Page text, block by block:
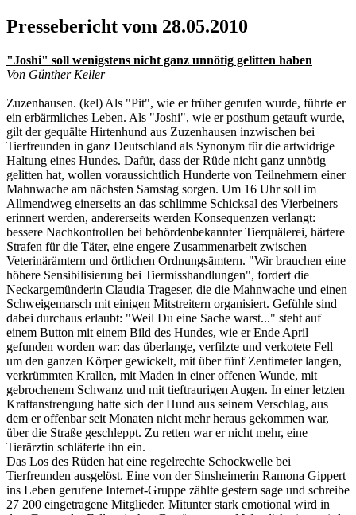
Pressebericht vom 28.05.2010
"Joshi" soll wenigstens nicht ganz unnötig gelitten haben
Von Günther Keller
Zuzenhausen. (kel) Als "Pit", wie er früher gerufen wurde, führte er
ein erbärmliches Leben. Als "Joshi", wie er posthum getauft wurde,
gilt der gequälte Hirtenhund aus Zuzenhausen inzwischen bei
Tierfreunden in ganz Deutschland als Synonym für die artwidrige
Haltung eines Hundes. Dafür, dass der Rüde nicht ganz unnötig
gelitten hat, wollen voraussichtlich Hunderte von Teilnehmern einer
Mahnwache am nächsten Samstag sorgen. Um 16 Uhr soll im
Allmendweg einerseits an das schlimme Schicksal des Vierbeiners
erinnert werden, andererseits werden Konsequenzen verlangt:
bessere Nachkontrollen bei behördenbekannter Tierquälerei, härtere
Strafen für die Täter, eine engere Zusammenarbeit zwischen
Veterinärämtern und örtlichen Ordnungsämtern. "Wir brauchen eine
höhere Sensibilisierung bei Tiermisshandlungen", fordert die
Neckargemünderin Claudia Trageser, die die Mahnwache und einen
Schweigemarsch mit einigen Mitstreitern organisiert. Gefühle sind
dabei durchaus erlaubt: "Weil Du eine Sache warst..." steht auf
einem Button mit einem Bild des Hundes, wie er Ende April
gefunden worden war: das überlange, verfilzte und verkotete Fell
um den ganzen Körper gewickelt, mit über fünf Zentimeter langen,
verkrümmten Krallen, mit Maden in einer offenen Wunde, mit
gebrochenem Schwanz und mit tieftraurigen Augen. In einer letzten
Kraftanstrengung hatte sich der Hund aus seinem Verschlag, aus
dem er offenbar seit Monaten nicht mehr heraus gekommen war,
über die Straße geschleppt. Zu retten war er nicht mehr, eine
Tierärztin schläferte ihn ein.
Das Los des Rüden hat eine regelrechte Schockwelle bei
Tierfreunden ausgelöst. Eine von der Sinsheimerin Ramona Gippert
ins Leben gerufene Internet-Gruppe zählte gestern sage und schreibe
27 200 eingetragene Mitglieder. Mitunter stark emotional wird in